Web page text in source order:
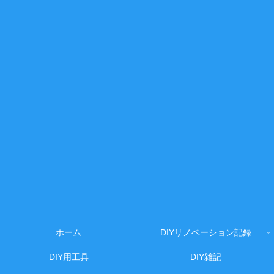
ホーム DIYリノベーション記録
DIY用工具 DIY雑記